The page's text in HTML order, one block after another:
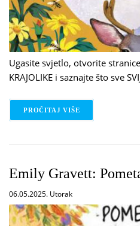
Ugasite svjetlo, otvorite
KRAJOLIKE i saznajte što sve
PROČITAJ VIŠE
Emily Gravett:
06.05.2025. Utorak